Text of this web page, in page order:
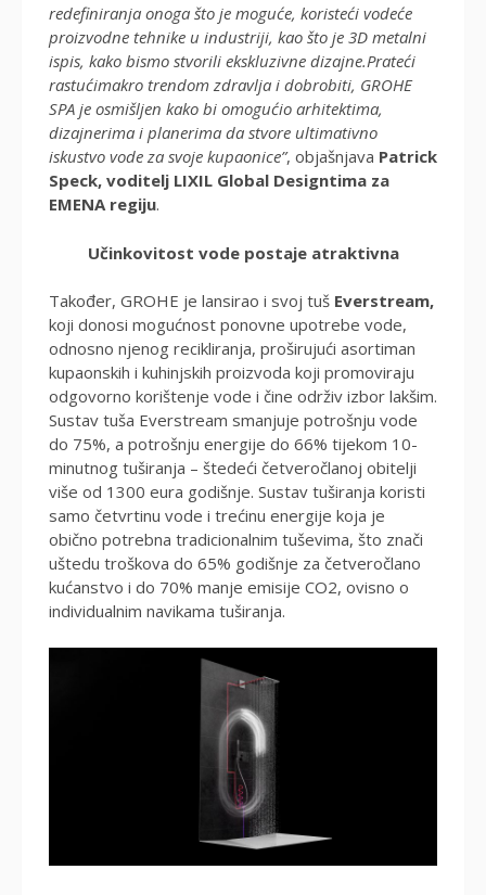
redefiniranja onoga što je moguće, koristeći vodeće
proizvodne tehnike u industriji, kao što je 3D metalni
ispis, kako bismo stvorili ekskluzivne dizajne.Prateći
rastućimakro trendom zdravlja i dobrobiti, GROHE
SPA je osmišljen kako bi omogućio arhitektima,
dizajnerima i planerima da stvore ultimativno
iskustvo vode za svoje kupaonice”, objašnjava Patrick
Speck, voditelj LIXIL Global Designtima za
EMENA regiju.
Učinkovitost vode postaje atraktivna
Također, GROHE je lansirao i svoj tuš Everstream,
koji donosi mogućnost ponovne upotrebe vode,
odnosno njenog recikliranja, proširujući asortiman
kupaonskih i kuhinjskih proizvoda koji promoviraju
odgovorno korištenje vode i čine održiv izbor lakšim.
Sustav tuša Everstream smanjuje potrošnju vode
do 75%, a potrošnju energije do 66% tijekom 10-
minutnog tuširanja – štedeći četveročlanoj obitelji
više od 1300 eura godišnje. Sustav tuširanja koristi
samo četvrtinu vode i trećinu energije koja je
obično potrebna tradicionalnim tuševima, što znači
uštedu troškova do 65% godišnje za četveročlano
kućanstvo i do 70% manje emisije CO2, ovisno o
individualnim navikama tuširanja.